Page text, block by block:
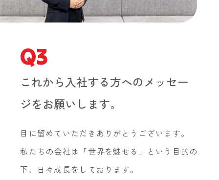
Q3
これから入社する方へのメッセー
ジをお願いします。
目に留めていただきありがとうございます。
私たちの会社は「世界を魅せる」という目的の
下、日々成長をしております。